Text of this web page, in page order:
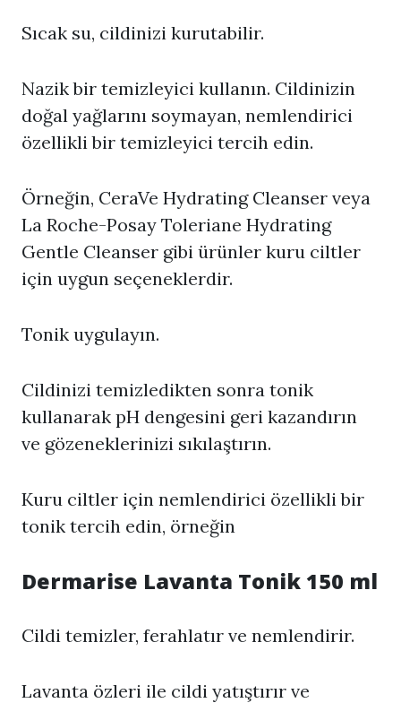
Sıcak su, cildinizi kurutabilir.
Nazik bir temizleyici kullanın. Cildinizin
doğal yağlarını soymayan, nemlendirici
özellikli bir temizleyici tercih edin.
Örneğin, CeraVe Hydrating Cleanser veya
La Roche-Posay Toleriane Hydrating
Gentle Cleanser gibi ürünler kuru ciltler
için uygun seçeneklerdir.
Tonik uygulayın.
Cildinizi temizledikten sonra tonik
kullanarak pH dengesini geri kazandırın
ve gözeneklerinizi sıkılaştırın.
Kuru ciltler için nemlendirici özellikli bir
tonik tercih edin, örneğin
Dermarise Lavanta Tonik 150 ml
Cildi temizler, ferahlatır ve nemlendirir.
Lavanta özleri ile cildi yatıştırır ve